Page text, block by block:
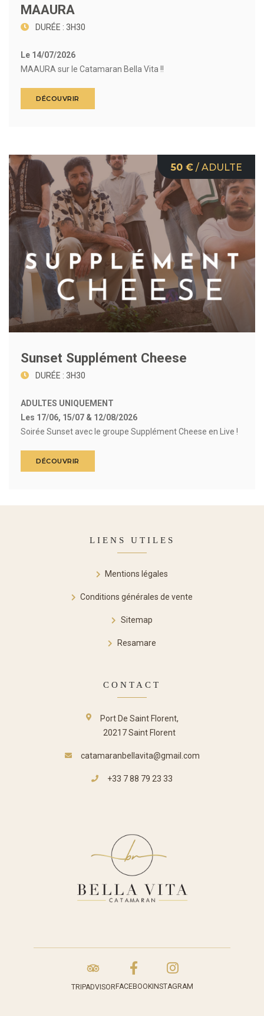
MAAURA
DURÉE : 3H30
Le 14/07/2026
MAAURA sur le Catamaran Bella Vita !!
DÉCOUVRIR
50 €/ ADULTE
Sunset Supplément Cheese
DURÉE : 3H30
ADULTES UNIQUEMENT
Les 17/06, 15/07 & 12/08/2026
Soirée Sunset avec le groupe Supplément Cheese en Live !
DÉCOUVRIR
LIENS UTILES
Mentions légales
Conditions générales de vente
Sitemap
Resamare
CONTACT
Port De Saint Florent,
20217 Saint Florent
catamaranbellavita@gmail.com
+33 7 88 79 23 33
TRIPADVISOR FACEBOOKINSTAGRAM